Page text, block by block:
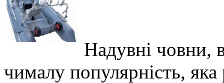
Надувні човни,
чималу популярність, яка